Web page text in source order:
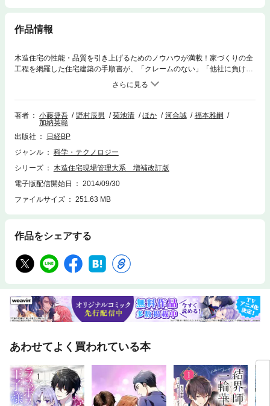
作品情報
木造住宅の性能・品質を引き上げるためのノウハウが満載！家づくりの全
工程を網羅した住宅建築の手順書が、「クレームのない」「他社に負けな
い」家づくりを強力にサポートします！2006年12月22日発行、大好評の
「木造住宅現場管理大系」に、国が定める「長期優良住宅」を適切に施工
するための留意点を盛り込んで改訂しました。エコハウス化に伴う施工上
の留意点を追加するなど、2013年秋までに新設・改訂された諸法令やそれ
に伴う制度の改正を受けて用語の記載を刷新。また、前作には収録してい
ないツーバイフォー工法の解説を追加収録しています。家づくりの全工程
を予め防いで品質を向上させるためのヒントを提示しています。■著者福
本雅嗣 氏 元住友林業 住宅事業技師長 NPO法人建築技術支援協
氏 日本ツーバイフォー建築協会 技術部会長 NP
O法人建築技術支援協会 会員菊池 清 氏 一級建築士事務所 新精
著者 小藤捷吾 野村辰男 菊池清 ほか 河合誠
福本雅嗣
加納英範
出版社
日経BP
ジャンル
科学・テクノロジー
シリーズ
木造住宅現場管理大系 増補改訂版
電子版配信開始日
2014/09/30
ファイルサイズ
251.63 MB
作品をシェアする
あわせてよく買われている本